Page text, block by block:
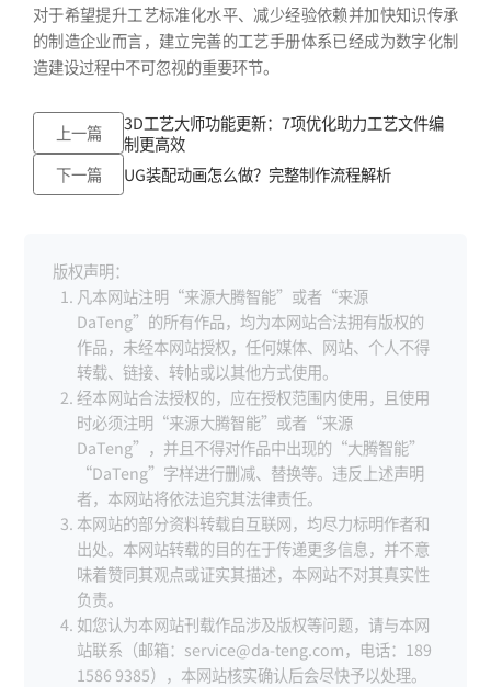
对于希望提升工艺标准化水平、减少经验依赖并加快知识传承
的制造企业而言，建立完善的工艺手册体系已经成为数字化制
造建设过程中不可忽视的重要环节。
上一篇
3D工艺大师功能更新：7项优化助力工艺文件编
制更高效
下一篇
UG装配动画怎么做？完整制作流程解析
版权声明：
凡本网站注明“来源大腾智能”或者“来源
DaTeng”的所有作品，均为本网站合法拥有版权的
作品，未经本网站授权，任何媒体、网站、个人不得
转载、链接、转帖或以其他方式使用。
经本网站合法授权的，应在授权范围内使用，且使用
时必须注明“来源大腾智能”或者“来源
DaTeng”，并且不得对作品中出现的“大腾智能”
“DaTeng”字样进行删减、替换等。违反上述声明
者，本网站将依法追究其法律责任。
本网站的部分资料转载自互联网，均尽力标明作者和
出处。本网站转载的目的在于传递更多信息，并不意
味着赞同其观点或证实其描述，本网站不对其真实性
负责。
如您认为本网站刊载作品涉及版权等问题，请与本网
站联系（邮箱：service@da-teng.com，电话：189
1586 9385），本网站核实确认后会尽快予以处理。